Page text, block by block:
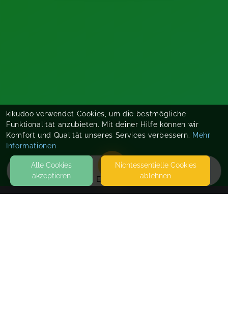
EVENTS
kikudoo verwendet Cookies, um die bestmögliche
Funktionalität anzubieten. Mit deiner Hilfe können wir
Komfort und Qualität unseres Services verbessern. Mehr
Informationen
Alle Cookies
akzeptieren
Nicht­essentielle Cookies
ablehnen